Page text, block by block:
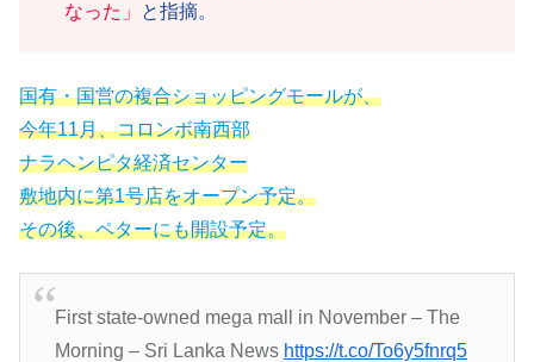
なった」
と指摘。
国有・国営の複合ショッピングモールが、
今年11月、コロンボ南西部
ナラヘンピタ経済センター
敷地内に第1号店をオープン予定。
その後、ペターにも開設予定。
First state-owned mega mall in November – The
Morning – Sri Lanka News https://t.co/To6y5fnrq5